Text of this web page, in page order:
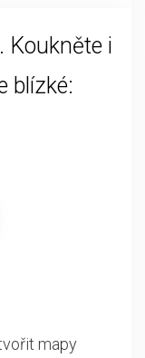
Koukněte i
blízké:
mapy